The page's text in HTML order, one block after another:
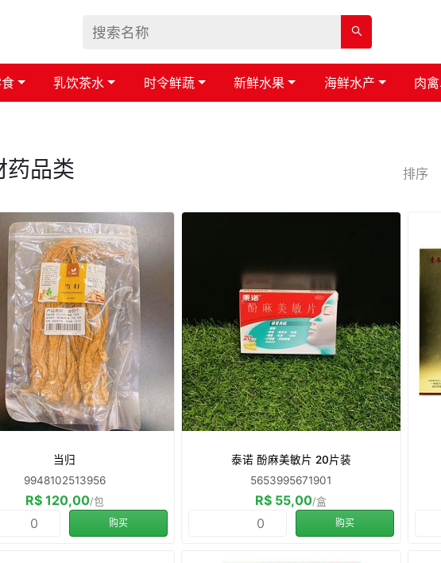
乳饮茶水 时令鲜蔬 新鲜水果 海鲜水产 肉
药品类 排序
当归
9948102513956
R$ 120,00/包
购买
泰诺 酚麻美敏片 20片装
5653995671901
R$ 55,00/盒
购买